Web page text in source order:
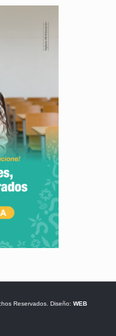
Reservados. Diseño: WEB